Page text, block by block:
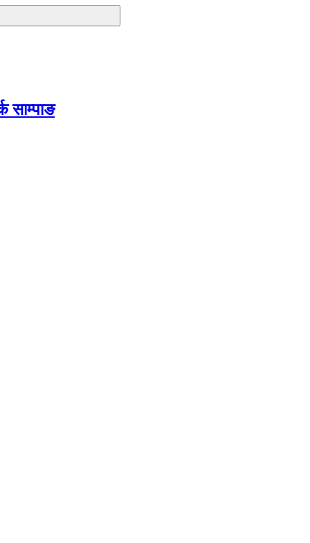
साम्पाङ